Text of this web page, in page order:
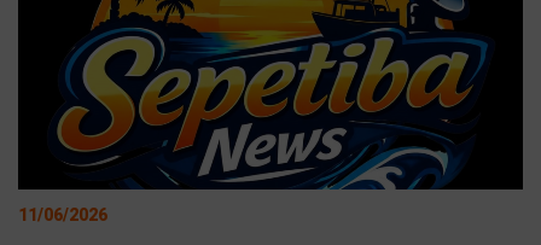
11/06/2026